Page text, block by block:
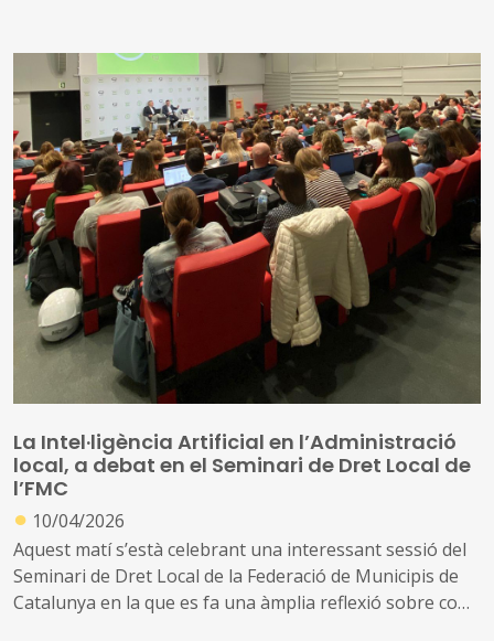
llicències
La Intel·ligència Artificial en l’Administració
local, a debat en el Seminari de Dret Local de
l’FMC
● 10/04/2026
Aquest matí s’està celebrant una interessant sessió del
Seminari de Dret Local de la Federació de Municipis de
Catalunya en la que es fa una àmplia reflexió sobre com